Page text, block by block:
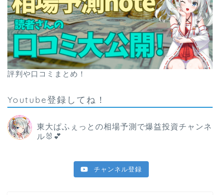
評判や口コミまとめ！
Youtube登録してね！
東大ぱふぇっとの相場予測で爆益投資チャンネ
ル🐰💕
チャンネル登録